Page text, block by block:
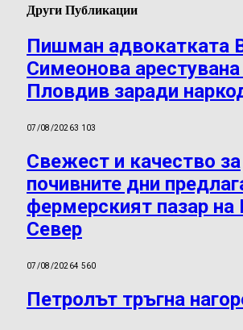
Други Публикации
Пишман адвокатката
Симеонова
Пловдив заради
07/08/20263 103
Свежест и качество за
почивните дни
фермерският пазар на
Север
07/08/20264 560
Петролът тръгна